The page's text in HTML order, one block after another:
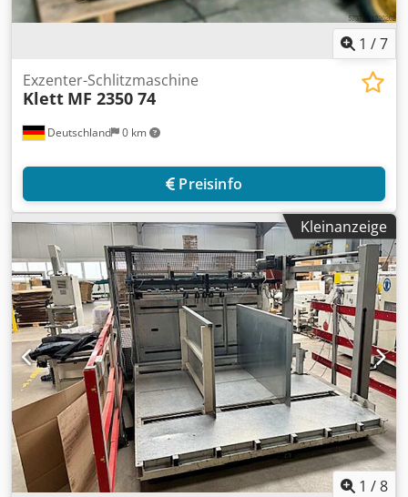
1 /7
Deutschland 0 km
Exzenter-Schlitzmaschine
Klett MF 2350 74
Preisinfo
Kleinanzeige
1 /8